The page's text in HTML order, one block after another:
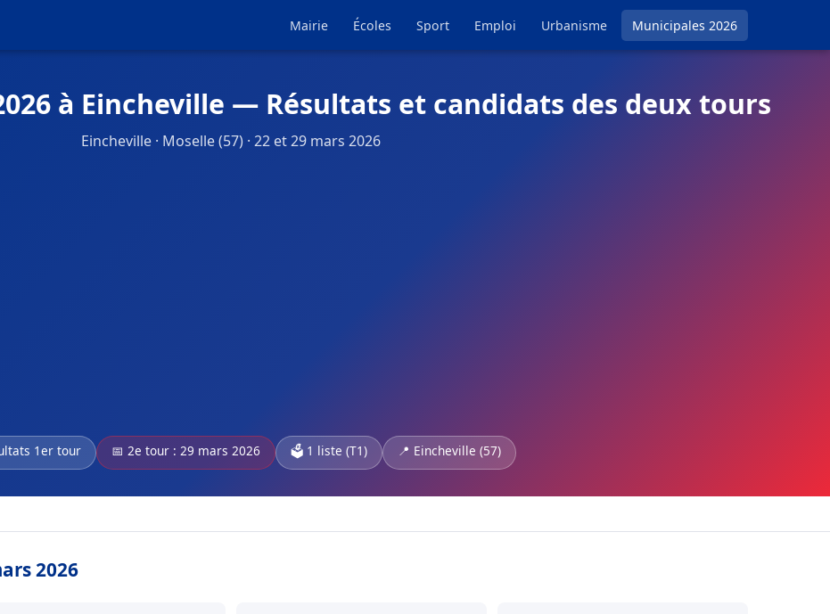
Mairie Écoles Sport Emploi Urbanisme Municipales 2026
à Eincheville — Résultats et candidats des deux tours
Eincheville · Moselle (57) · 22 et 29 mars 2026
1er tour 📅 2e tour : 29 mars 2026 🗳️ 1 liste (T1) 📍 Eincheville (57)
2026